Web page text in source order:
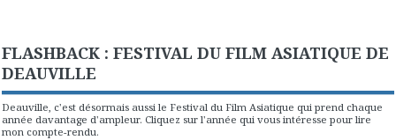
FLASHBACK : FESTIVAL DU FILM ASIATIQUE DE
DEAUVILLE
Deauville, c'est désormais aussi le Festival du Film Asiatique qui prend chaque
année davantage d'ampleur. Cliquez sur l'année qui vous intéresse pour lire
mon compte-rendu.